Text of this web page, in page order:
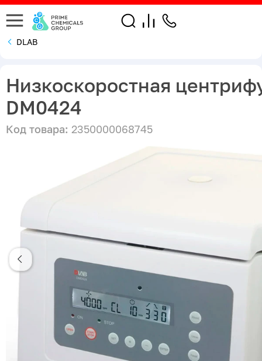
DLAB
Низкоскоростная
DM0424
Код товара: 2350000068745